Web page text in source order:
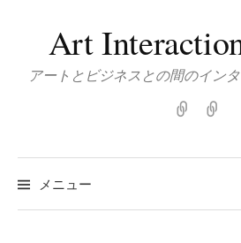
ン
ス
キ
Art
アートとビジネスとの間のイン
Home
ロ
メニュー